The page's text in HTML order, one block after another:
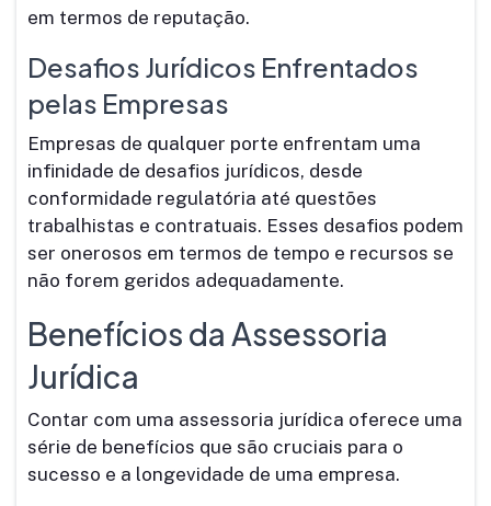
em termos de reputação.
Desafios Jurídicos Enfrentados
pelas Empresas
Empresas de qualquer porte enfrentam uma
infinidade de desafios jurídicos, desde
conformidade regulatória até questões
trabalhistas e contratuais. Esses desafios podem
ser onerosos em termos de tempo e recursos se
não forem geridos adequadamente.
Benefícios da Assessoria
Jurídica
Contar com uma assessoria jurídica oferece uma
série de benefícios que são cruciais para o
sucesso e a longevidade de uma empresa.